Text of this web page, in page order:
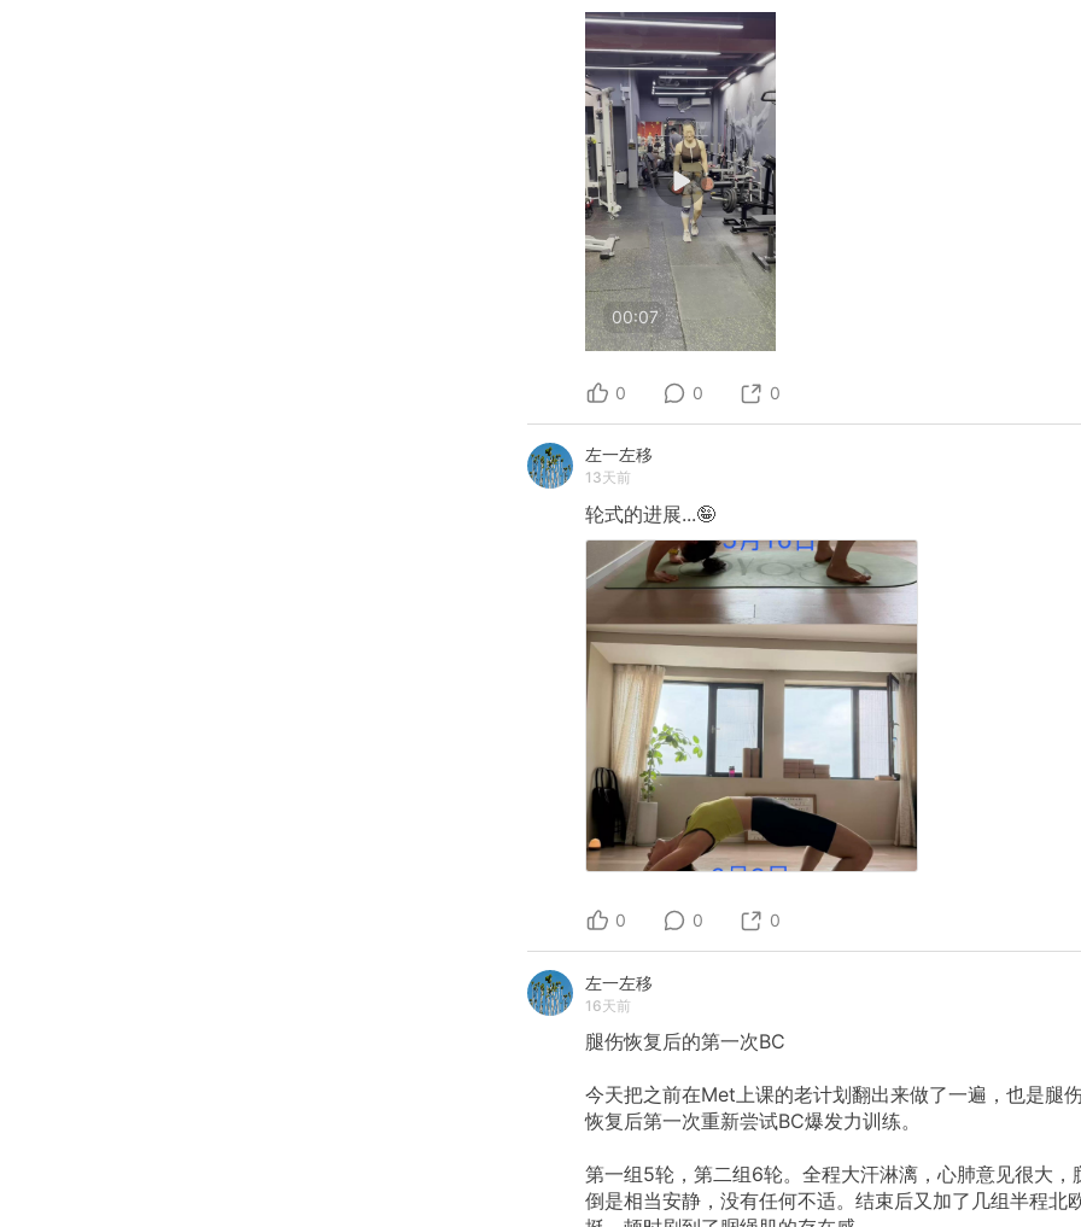
00:07
0 0 0
左一左移
13天前
轮式的进展...🤪
0 0 0
左一左移
16天前
腿伤恢复后的第一次BC
今天把之前在Met上课的老计划翻出来做了一遍，也是腿
恢复后第一次重新尝试BC爆发力训练。
第一组5轮，第二组6轮。全程大汗淋漓，心肺意见很大，
倒是相当安静，没有任何不适。结束后又加了几组半程北